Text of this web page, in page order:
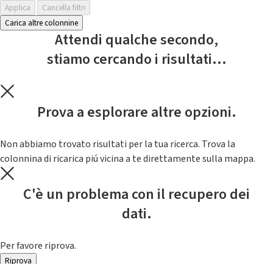
Applica
Cancella filtri
Carica altre colonnine
Attendi qualche secondo,
stiamo cercando i risultati...
Prova a esplorare altre opzioni.
Non abbiamo trovato risultati per la tua ricerca. Trova la
colonnina di ricarica piú vicina a te direttamente sulla mappa.
C'è un problema con il recupero dei
dati.
Per favore riprova.
Riprova